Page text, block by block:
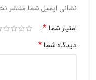
نشانی ایمیل شما منتشر
امتیاز شما*
دیدگاه شما*